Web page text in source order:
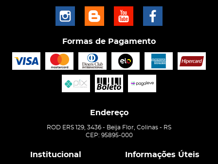
Formas de Pagamento
Endereço
ROD ERS 129, 3436 - Beija Flor, Colinas - RS
CEP: 95895-000
Institucional Informações Úteis